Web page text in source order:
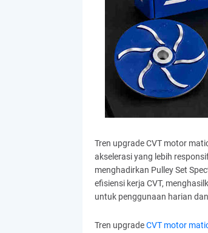
Tren upgrade CVT motor
akselerasi yang lebih
menghadirkan Pulley Set
efisiensi kerja CVT,
untuk penggunaan harian
Tren upgradeCVT motor